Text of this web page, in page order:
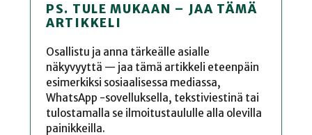
PS. TULE MUKAAN – JAA TÄMÄ
ARTIKKELI
Osallistu ja anna tärkeälle asialle
näkyvyyttä — jaa tämä artikkeli eteenpäin
esimerkiksi sosiaalisessa mediassa,
WhatsApp -sovelluksella, tekstiviestinä tai
tulostamalla se ilmoitustaululle alla olevilla
painikkeilla.